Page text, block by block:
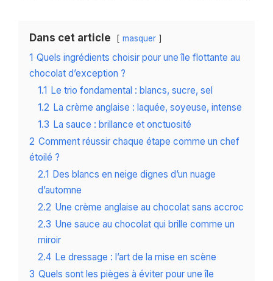
Dans cet article masquer
1 Quels ingrédients choisir pour une île flottante au
chocolat d’exception ?
1.1 Le trio fondamental : blancs, sucre, sel
1.2 La crème anglaise : laquée, soyeuse, intense
1.3 La sauce : brillance et onctuosité
2 Comment réussir chaque étape comme un chef
étoilé ?
2.1 Des blancs en neige dignes d’un nuage
d’automne
2.2 Une crème anglaise au chocolat sans accroc
2.3 Une sauce au chocolat qui brille comme un
miroir
2.4 Le dressage : l’art de la mise en scène
3 Quels sont les pièges à éviter pour une île